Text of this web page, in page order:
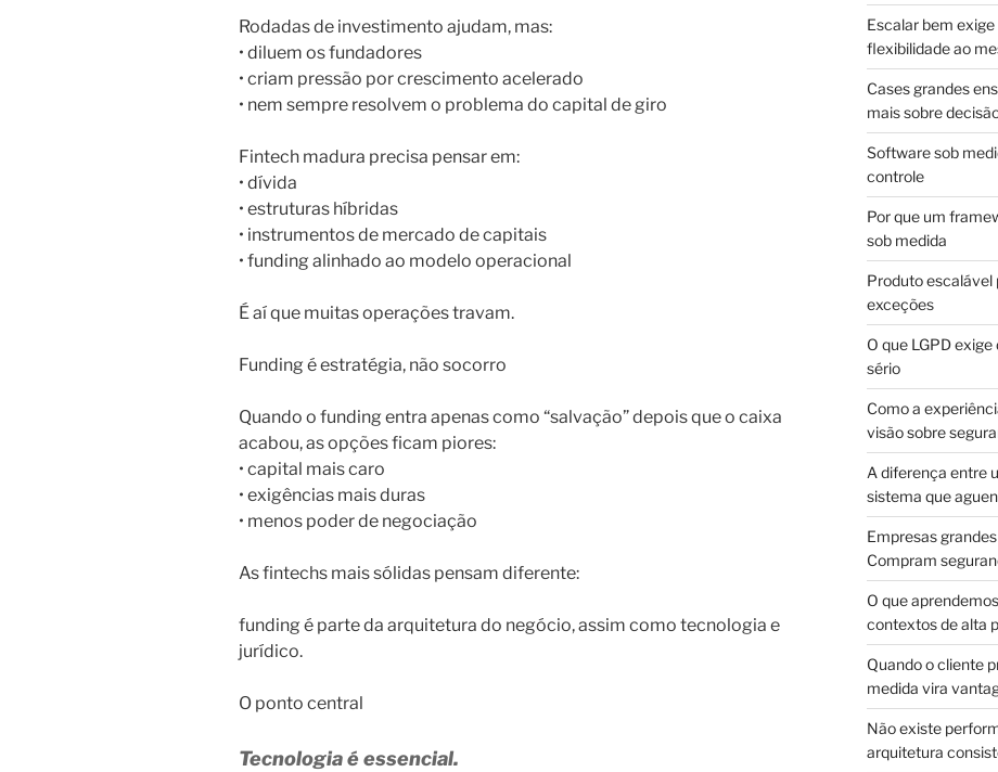
Rodadas de investimento ajudam, mas:
• diluem os fundadores
• criam pressão por crescimento acelerado
• nem sempre resolvem o problema do capital de giro
Fintech madura precisa pensar em:
• dívida
• estruturas híbridas
• instrumentos de mercado de capitais
• funding alinhado ao modelo operacional
É aí que muitas operações travam.
Funding é estratégia, não socorro
Quando o funding entra apenas como “salvação” depois que o caixa
acabou, as opções ficam piores:
• capital mais caro
• exigências mais duras
• menos poder de negociação
As fintechs mais sólidas pensam diferente:
funding é parte da arquitetura do negócio, assim como tecnologia e
jurídico.
O ponto central
Tecnologia é essencial.
Escalar bem
flexibilidade ao
Cases grandes
mais sobre
Software sob
controle
Por que um
sob medida
Produto escalável
exceções
O que LGPD
sério
Como a
visão sobre
A diferença entre
sistema que
Empresas
Compram
O que
contextos de alta
Quando o cliente
medida vira
Não existe
arquitetura